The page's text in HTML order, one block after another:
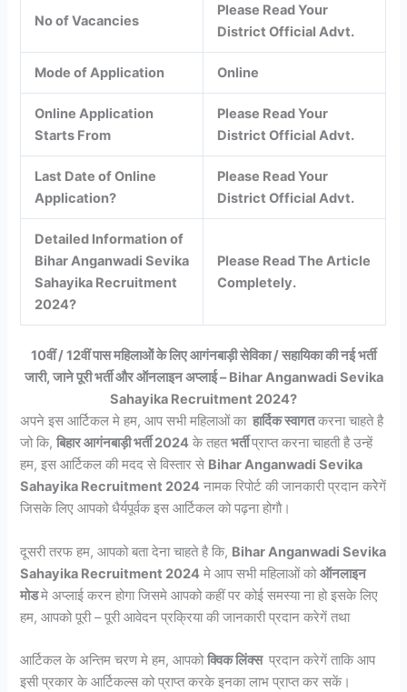
No of Vacancies
Please Read Your
District Official Advt.
Mode of Application Online
Online Application
Starts From
Please Read Your
District Official Advt.
Last Date of Online
Application?
Please Read Your
District Official Advt.
Detailed Information of
Bihar Anganwadi Sevika
Sahayika Recruitment
2024?
Please Read The Article
Completely.
10वीं / 12वीं पास महिलाओें के लिए आगंनबाड़ी सेविका / सहायिका की नई भर्ती
जारी, जाने पूरी भर्ती और ऑनलाइन अप्लाई – Bihar Anganwadi Sevika
Sahayika Recruitment 2024?
अपने इस आर्टिकल मे हम, आप सभी महिलाओं का हार्दिक स्वागतकरना चाहते है
जो कि,बिहार आगंनबाड़ी भर्ती 2024 के तहतभर्तीप्राप्त करना चाहती है उन्हें
हम, इस आर्टिकल की मदद से विस्तार से Bihar Anganwadi Sevika
Sahayika Recruitment 2024 नामक रिपोर्ट की जानकारी प्रदान करेेगें
जिसके लिए आपको धैर्यपूर्वक इस आर्टिकल को पढ़ना होगाै।
दूसरी तरफ हम, आपको बता देना चाहते है कि, Bihar Anganwadi Sevika
Sahayika Recruitment 2024 मे आप सभी महिलाओं कोऑनलाइन
मोडमे अप्लाई करन होगा जिसमे आपको कहीं पर कोई समस्या ना हो इसके लिए
हम, आपको पूरी – पूरी आवेदन प्रक्रिया की जानकारी प्रदान करेगें तथा
आर्टिकल के अन्तिम चरण मे हम, आपकोक्विक लिंक्स प्रदान करेगें ताकि आप
इसी प्रकार के आर्टिकल्स को प्राप्त करके इनका लाभ प्राप्त कर सकें।